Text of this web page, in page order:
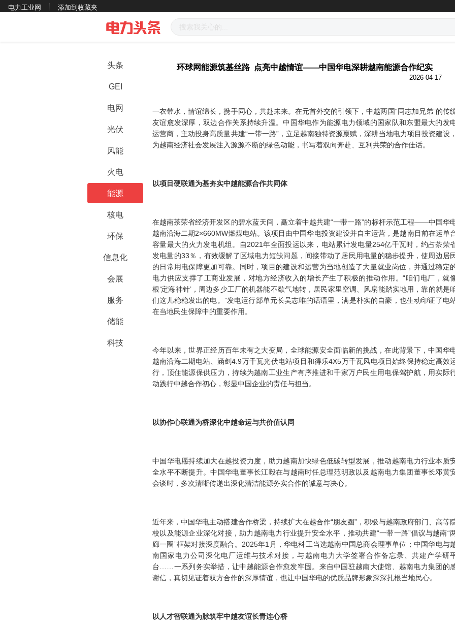
电力工业网 添加到收藏夹
头条
GEI
电网
光伏
风能
火电
能源
核电
环保
信息化
会展
服务
储能
科技
环球网能源筑基丝路 点亮中越情谊——中国华电深耕越南能源合作纪实
2026-04-17
一衣带水，情谊绵长，携手同心，共赴未来。在元首外交的引领下，中越两国“同志加兄弟”的传
友谊愈发深厚，双边合作关系持续升温。中国华电作为能源电力领域的国家队和东盟最大的发
运营商，主动投身高质量共建“一带一路”，立足越南独特资源禀赋，深耕当地电力项目投资建设，
为越南经济社会发展注入源源不断的绿色动能，书写着双向奔赴、互利共荣的合作佳话。
以项目硬联通为基夯实中越能源合作共同体
在越南茶荣省经济开发区的碧水蓝天间，矗立着中越共建“一带一路”的标杆示范工程——中国华
越南沿海二期2×660MW燃煤电站。该项目由中国华电投资建设并自主运营，是越南目前在运单
容量最大的火力发电机组。自2021年全面投运以来，电站累计发电量254亿千瓦时，约占茶荣
发电量的33％，有效缓解了区域电力短缺问题，间接带动了居民用电量的稳步提升，使周边居
的日常用电保障更加可靠。同时，项目的建设和运营为当地创造了大量就业岗位，并通过稳定
电力供应支撑了工商业发展，对地方经济收入的增长产生了积极的推动作用。“咱们电厂，就
根‘定海神针’，周边多少工厂的机器能不歇气地转，居民家里空调、风扇能踏实地用，靠的就是
们这儿稳稳发出的电。”发电运行部单元长吴志唯的话语里，满是朴实的自豪，也生动印证了电
在当地民生保障中的重要作用。
今年以来，世界正经历百年未有之大变局，全球能源安全面临新的挑战，在此背景下，中国华
越南沿海二期电站、涵剑4.9万千瓦光伏电站项目和得乐4X5万千瓦风电项目始终保持稳定高效
行，顶住能源保供压力，持续为越南工业生产有序推进和千家万户民生用电保驾护航，用实际
动践行中越合作初心，彰显中国企业的责任与担当。
以协作心联通为桥深化中越命运与共价值认同
中国华电愿持续加大在越投资力度，助力越南加快绿色低碳转型发展，推动越南电力行业本质
全水平不断提升。中国华电董事长江毅在与越南时任总理范明政以及越南电力集团董事长邓黄
会谈时，多次清晰传递出深化清洁能源务实合作的诚意与决心。
近年来，中国华电主动搭建合作桥梁，持续扩大在越合作“朋友圈”，积极与越南政府部门、高等
校以及能源企业深化对接，助力越南电力行业提升安全水平，推动共建“一带一路”倡议与越南“
廊一圈”框架对接深度融合。2025年1月，华电科工当选越南中国总商会理事单位；中国华电与
南国家电力公司深化电厂运维与技术对接，与越南电力大学签署合作备忘录、共建产学研
台……一系列务实举措，让中越能源合作愈发牢固。来自中国驻越南大使馆、越南电力集团的
谢信，真切见证着双方合作的深厚情谊，也让中国华电的优质品牌形象深深扎根当地民心。
以人才智联通为脉筑牢中越友谊长青连心桥